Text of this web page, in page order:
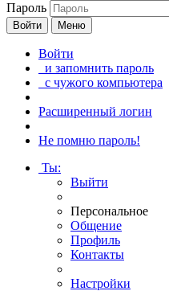
Пароль
Войти Меню
Войти
и запомнить пароль
с чужого компьютера
Расширенный логин
Не помню пароль!
Ты:
Выйти
Персональное
Общение
Профиль
Контакты
Настройки